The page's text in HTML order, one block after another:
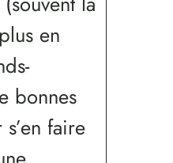
en
bonnes
faire